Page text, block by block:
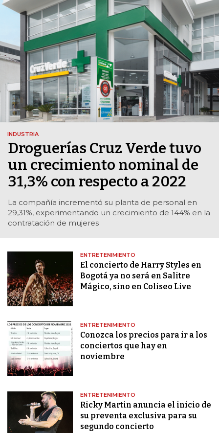
INDUSTRIA
Droguerías Cruz Verde tuvo
un crecimiento nominal de
31,3% con respecto a 2022
La compañía incrementó su planta de personal en
29,31%, experimentando un crecimiento de 144% en la
contratación de mujeres
ENTRETENIMIENTO
El concierto de Harry Styles en
Bogotá ya no será en Salitre
Mágico, sino en Coliseo Live
ENTRETENIMIENTO
Conozca los precios para ir a los
conciertos que hay en
noviembre
ENTRETENIMIENTO
Ricky Martin anuncia el inicio de
su preventa exclusiva para su
segundo concierto